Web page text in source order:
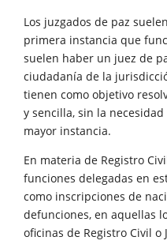
Los juzgados de paz
primera instancia que
suelen haber un juez de
ciudadanía de la
tienen como objetivo
y sencilla, sin la
mayor instancia.
En materia de Registro
funciones delegadas en
como inscripciones de
defunciones, en aquellas
oficinas de Registro Civil o